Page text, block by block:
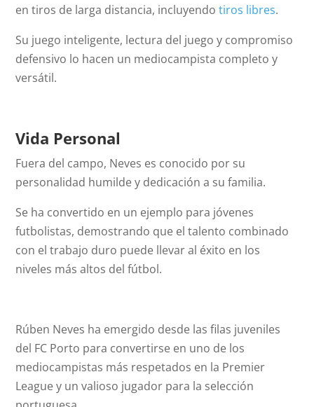
en tiros de larga distancia, incluyendotiros libres.
Su juego inteligente, lectura del juego y compromiso
defensivo lo hacen un mediocampista completo y
versátil.
Vida Personal
Fuera del campo, Neves es conocido por su
personalidad humilde y dedicación a su familia.
Se ha convertido en un ejemplo para jóvenes
futbolistas, demostrando que el talento combinado
con el trabajo duro puede llevar al éxito en los
niveles más altos del fútbol.
Rúben Neves ha emergido desde las filas juveniles
del FC Porto para convertirse en uno de los
mediocampistas más respetados en la Premier
League y un valioso jugador para la selección